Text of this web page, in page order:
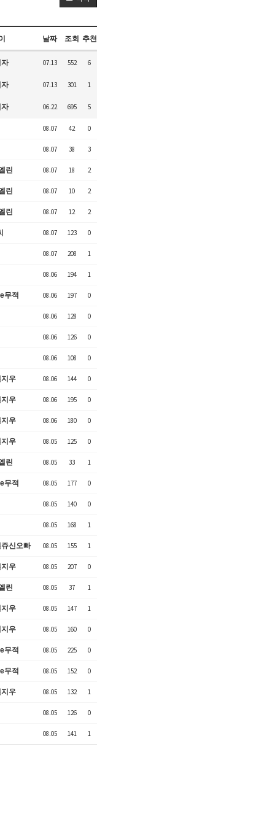
날짜 조회 추천
자 07.13 552 6
자 07.13 301 1
자 06.22 695 5
08.07 42 0
08.07 38 3
린 08.07 18 2
린 08.07 10 2
린 08.07 12 2
08.07 123 0
08.07 208 1
08.06 194 1
무적 08.06 197 0
08.06 128 0
08.06 126 0
08.06 108 0
우 08.06 144 0
우 08.06 195 0
우 08.06 180 0
우 08.05 125 0
린 08.05 33 1
무적 08.05 177 0
08.05 140 0
08.05 168 1
신오빠 08.05 155 1
우 08.05 207 0
린 08.05 37 1
우 08.05 147 1
우 08.05 160 0
무적 08.05 225 0
무적 08.05 152 0
우 08.05 132 1
08.05 126 0
08.05 141 1